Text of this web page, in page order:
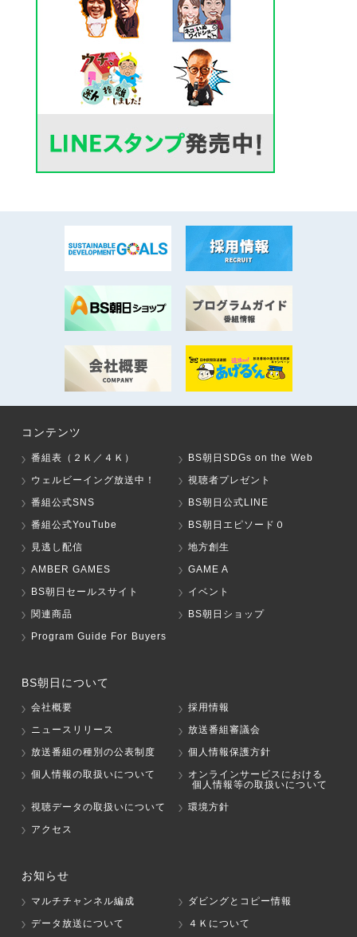
コンテンツ
番組表（２Ｋ／４Ｋ）
BS朝日SDGs on the Web
ウェルビーイング放送中！
視聴者プレゼント
番組公式SNS
BS朝日公式LINE
番組公式YouTube
BS朝日エピソード０
見逃し配信
地方創生
AMBER GAMES
GAME A
BS朝日セールスサイト
イベント
関連商品
BS朝日ショップ
Program Guide For Buyers
BS朝日について
会社概要
採用情報
ニュースリリース
放送番組審議会
放送番組の種別の公表制度
個人情報保護方針
個人情報の取扱いについて
オンラインサービスにおける
個人情報等の取扱いについて
視聴データの取扱いについて
環境方針
アクセス
お知らせ
マルチチャンネル編成
ダビングとコピー情報
データ放送について
４Ｋについて